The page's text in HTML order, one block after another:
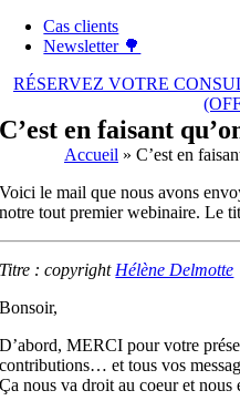
Cas clients
Newsletter 🌳
RÉSERVEZ VOTRE
C’est en faisant
Accueil » C’est en
Voici le mail que nous avons
notre tout premier webinaire. Le
Titre : copyright Hélène Delmotte
Bonsoir,
D’abord, MERCI pour votre
contributions…et tous vos
Ça nous va droit au coeuret nous